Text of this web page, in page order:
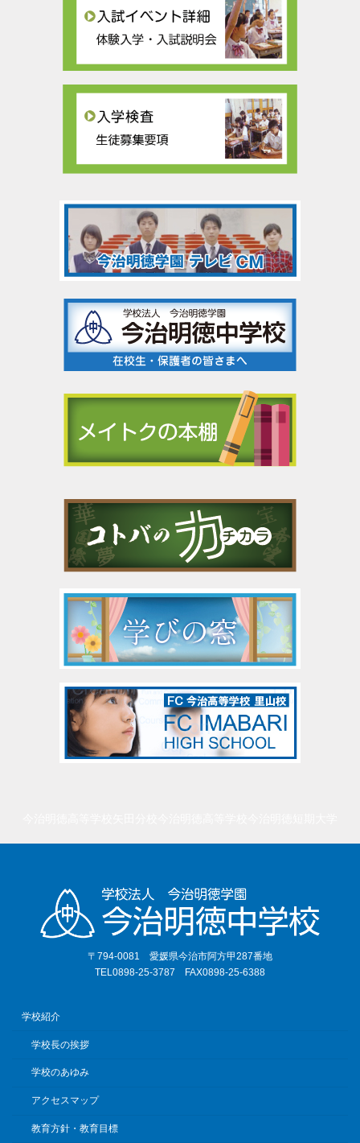
〒794-0081 愛媛県今治市阿方甲287番地
TEL0898-25-3787 FAX0898-25-6388
学校紹介
学校長の挨拶
学校のあゆみ
アクセスマップ
教育方針・教育目標